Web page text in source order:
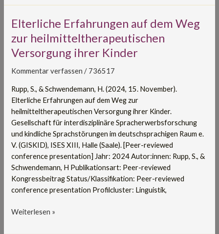
Elterliche Erfahrungen auf dem Weg
zur heilmitteltherapeutischen
Versorgung ihrer Kinder
Kommentar verfassen / 736517
Rupp, S., & Schwendemann, H. (2024, 15. November).
Elterliche Erfahrungen auf dem Weg zur
heilmitteltherapeutischen Versorgung ihrer Kinder.
Gesellschaft für interdisziplinäre Spracherwerbsforschung
und kindliche Sprachstörungen im deutschsprachigen Raum e.
V. (GISKID), ISES XIII, Halle (Saale). [Peer-reviewed
conference presentation] Jahr: 2024 Autor:innen: Rupp, S., &
Schwendemann, H Publikationsart: Peer-reviewed
Kongressbeitrag Status/Klassifikation: Peer-reviewed
conference presentation Profilcluster: Linguistik,
Elterliche
Erfahrungen
auf
dem
heilmitteltherapeutischen
Versorgung
ihrer
Kinder
Weiterlesen »